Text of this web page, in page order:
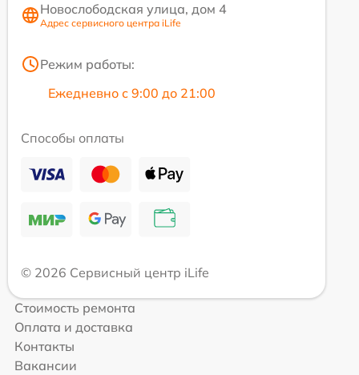
Новослободская улица, дом 4
Адрес сервисного центра iLife
Режим работы:
Ежедневно с 9:00 до 21:00
Способы оплаты
© 2026 Сервисный центр iLife
Стоимость ремонта
Оплата и доставка
Контакты
Вакансии